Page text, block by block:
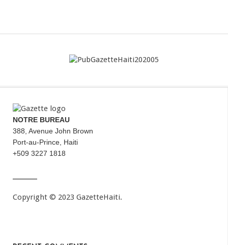
NOTRE BUREAU
388, Avenue John Brown
Port-au-Prince, Haiti
+509 3227 1818
Copyright © 2023 GazetteHaiti.